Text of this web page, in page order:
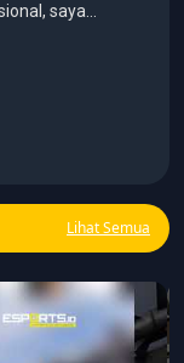
saya
pengalaman
reporter, editor,
Editor in Chief.
tulisan yang
khususnya
Lihat Semua